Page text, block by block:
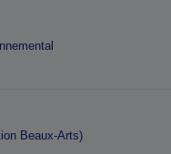
Beaux-Arts)